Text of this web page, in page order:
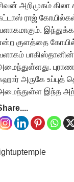
அறிமுகம்
ராஜ்
குளத்தை
பாகிஸ்தானின்
அருகே உப்புத்
இந்த
lightuptemple